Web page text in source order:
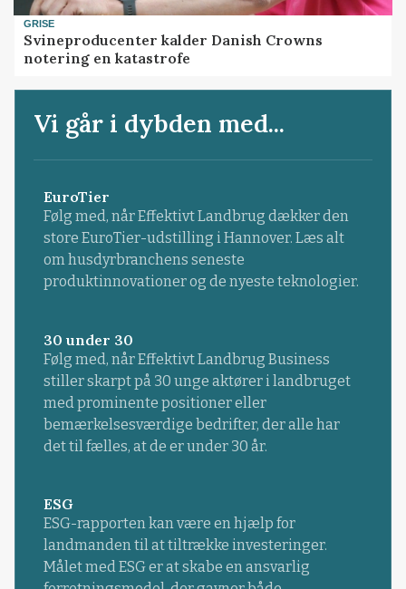
GRISE
Svineproducenter kalder Danish Crowns
notering en katastrofe
Vi går i dybden med...
EuroTier
Følg med, når Effektivt Landbrug dækker den
store EuroTier-udstilling i Hannover. Læs alt
om husdyrbranchens seneste
produktinnovationer og de nyeste teknologier.
30 under 30
Følg med, når Effektivt Landbrug Business
stiller skarpt på 30 unge aktører i landbruget
med prominente positioner eller
bemærkelsesværdige bedrifter, der alle har
det til fælles, at de er under 30 år.
ESG
ESG-rapporten kan være en hjælp for
landmanden til at tiltrække investeringer.
Målet med ESG er at skabe en ansvarlig